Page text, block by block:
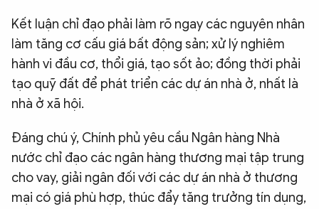
Kết luận chỉ đạo phải làm rõ ngay các nguyên nhân
làm tăng cơ cấu giá bất động sản; xử lý nghiêm
hành vi đầu cơ, thổi giá, tạo sốt ảo; đồng thời phải
tạo quỹ đất để phát triển các dự án nhà ở, nhất là
nhà ở xã hội.
Đáng chú ý, Chính phủ yêu cầu Ngân hàng Nhà
nước chỉ đạo các ngân hàng thương mại tập trung
cho vay, giải ngân đối với các dự án nhà ở thương
mại có giá phù hợp, thúc đẩy tăng trưởng tín dụng,